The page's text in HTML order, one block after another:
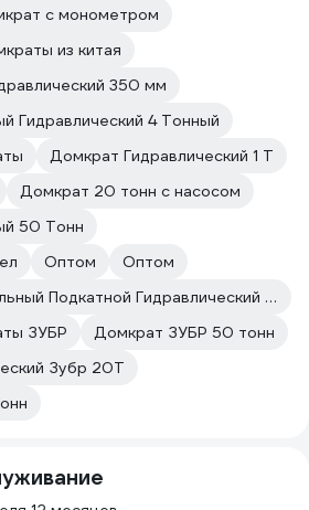
с монометром
из китая
350 мм
Гидравлический 4 Тонный
Домкрат Гидравлический 1 Т
Домкрат 20 тонн с насосом
50 Тонн
Оптом
Оптом
Домкрат Автомобильный Подкатной Гидравлический Зубр
ЗУБР
Домкрат ЗУБР 50 тонн
Зубр 20Т